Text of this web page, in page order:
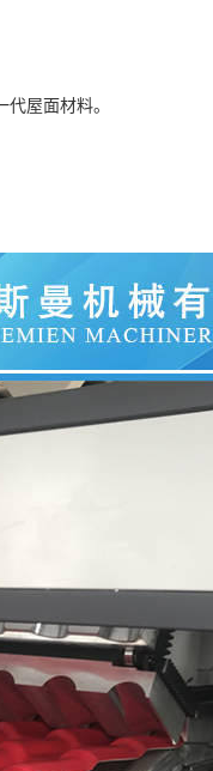
代屋面材料。